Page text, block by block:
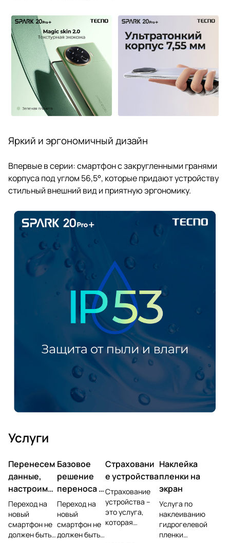
Яркий и эргономичный дизайн
Впервые в серии: смартфон с закругленными гранями
корпуса под углом 56,5°, которые придают устройству
стильный внешний вид и приятную эргономику.
Услуги
Перенесем
данные,
настроим
учетную
запись,
установим
ПО
Переход на
новый
смартфон не
должен быть
Базовое
решение
переноса и
настройки
Переход на
новый
смартфон не
должен быть
Страховани
е устройства
Страхование
устройства –
это услуга,
которая
Наклейка
пленки на
экран
Услуга по
наклеиванию
гидрогелевой
пленки